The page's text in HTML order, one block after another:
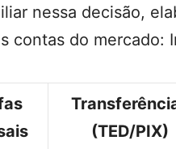
nessa decisão,
contas do mercado:
(TED/PIX)